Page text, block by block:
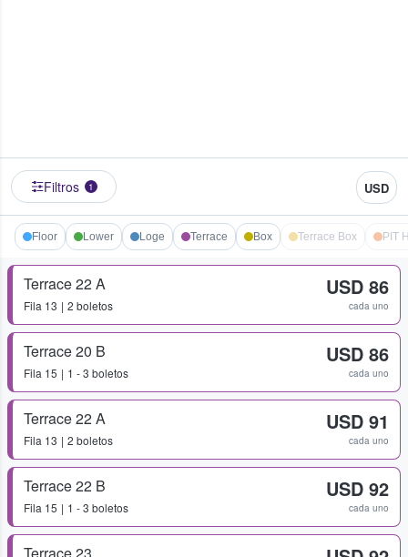
Filtros 1 USD
Floor Lower Loge Terrace Box Terrace Box PIT
Terrace 22 A
Fila 13 2 boletos
USD 86
cada uno
Terrace 20 B
Fila 15 1 - 3 boletos
USD 86
cada uno
Terrace 22 A
Fila 13 2 boletos
USD 91
cada uno
Terrace 22 B
Fila 15 1 - 3 boletos
USD 92
cada uno